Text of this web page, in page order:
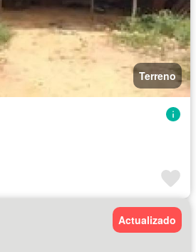
Terreno
Actualizado